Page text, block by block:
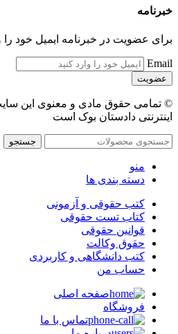
خبرنامه
برای عضویت در خبرنامه ایمیل خود را
Email
© تمامی حقوق مادی و معنوی این
اینترنتی دادستان بوک است
جستجو
منو
دسته بندی ها
کتب حقوقی و آزمونی
کتاب تست حقوقی
قوانین حقوقی
حقوق وکالت
کتب دانشگاهی و کاربردی
حساب من
صفحه اصلی
فروشگاه
تماس با ما